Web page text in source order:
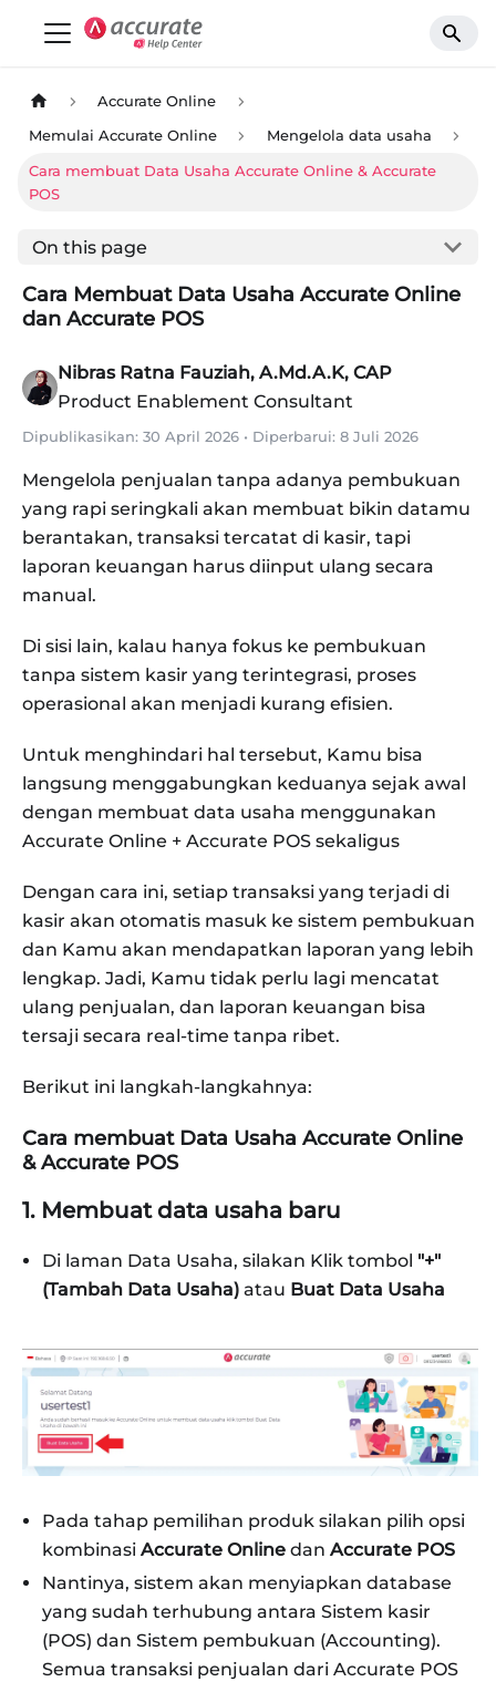
Accurate Online
Memulai Accurate Online Mengelola data usaha
Cara membuat Data Usaha Accurate Online & Accurate
POS
On this page
Cara Membuat Data Usaha Accurate Online
dan Accurate POS
Nibras Ratna Fauziah, A.Md.A.K, CAP
Product Enablement Consultant
Dipublikasikan: 30 April 2026 • Diperbarui: 8 Juli 2026
Mengelola penjualan tanpa adanya pembukuan
yang rapi seringkali akan membuat bikin datamu
berantakan, transaksi tercatat di kasir, tapi
laporan keuangan harus diinput ulang secara
manual.
Di sisi lain, kalau hanya fokus ke pembukuan
tanpa sistem kasir yang terintegrasi, proses
operasional akan menjadi kurang efisien.
Untuk menghindari hal tersebut, Kamu bisa
langsung menggabungkan keduanya sejak awal
dengan membuat data usaha menggunakan
Accurate Online + Accurate POS sekaligus
Dengan cara ini, setiap transaksi yang terjadi di
kasir akan otomatis masuk ke sistem pembukuan
dan Kamu akan mendapatkan laporan yang lebih
lengkap. Jadi, Kamu tidak perlu lagi mencatat
ulang penjualan, dan laporan keuangan bisa
tersaji secara real-time tanpa ribet.
Berikut ini langkah-langkahnya:
Cara membuat Data Usaha Accurate Online
& Accurate POS
1. Membuat data usaha baru
Di laman Data Usaha, silakan Klik tombol "+"
(Tambah Data Usaha) atau Buat Data Usaha
Pada tahap pemilihan produk silakan pilih opsi
kombinasi Accurate Online dan Accurate POS
Nantinya, sistem akan menyiapkan database
yang sudah terhubung antara Sistem kasir
(POS) dan Sistem pembukuan (Accounting).
Semua transaksi penjualan dari Accurate POS